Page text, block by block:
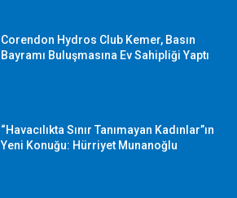
Corendon Hydros Club Kemer, Basın
Bayramı Buluşmasına Ev Sahipliği Yaptı
“Havacılıkta Sınır Tanımayan Kadınlar”ın
Yeni Konuğu: Hürriyet Munanoğlu